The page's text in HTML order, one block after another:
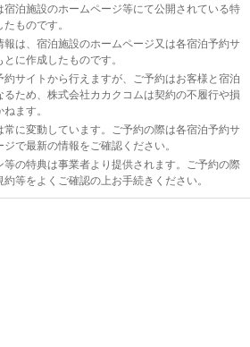
泊施設のホームページ等にて公開されている特
ものです。
は、宿泊施設のホームページ又は各宿泊予約サ
に作成したものです。
サイトから行えますが、ご予約はお客様と宿泊
ため、株式会社カカクコムは契約の不履行や損
ます。
に変動しています。ご予約の際は各宿泊予約サ
で最新の情報をご確認ください。
の特典は事業者より提供されます。ご予約の際
等をよくご確認の上お手続きください。